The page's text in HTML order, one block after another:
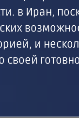
в Иран,
и